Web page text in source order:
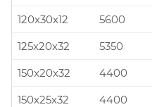
120x30x12
5600
125x20x32
5350
150x20x32
4400
150x25x32
4400